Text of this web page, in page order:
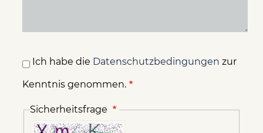
Ich habe die Datenschutzbedingungen zur
Kenntnis genommen.
Sicherheitsfrage